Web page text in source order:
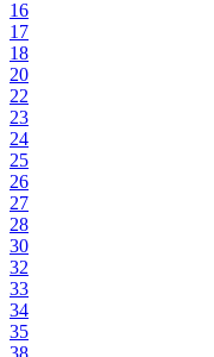
16
17
18
20
22
23
24
25
26
27
28
30
32
33
34
35
38